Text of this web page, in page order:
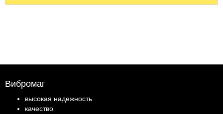
Вибромаг
высокая надежность
качество